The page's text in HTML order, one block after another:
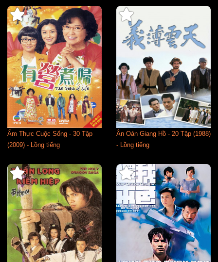
Ẩm Thực Cuộc Sống - 30 Tập
(2009) - Lồng tiếng
Ân Oán Giang Hồ - 20 Tập (1988)
- Lồng tiếng